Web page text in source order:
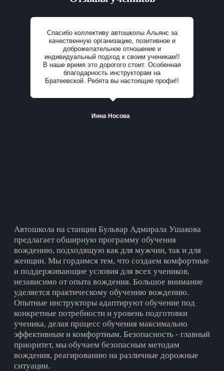
Все отзывы
Спасибо коллективу автошколы Альянс за
качественную организацию, позитивное и
доброжелательное отношение и
индивидуальный подход к своим ученикам!!
В наше время это дорогого стоит. Особенная
благодарность инструкторам на
Братеевской. Ребята вы настоящие профи!!
Инна Носова
Автошкола на cтанции Бульвар Адмирала Ушакова
предлагает обширную программу обучения
вождению, подходящую как для мужчин, так и для
женщин. Мы гордимся тем, что создаем комфортные
и поддерживающие условия для всех учеников,
независимо от опыта вождения. Большое внимание
уделяется практическому обучению вождению.
Опытные инструкторы адаптируют обучение под
конкретные потребности и уровень подготовки
ученика, делая процесс обучения максимально
эффективным и комфортным. Безопасность - главный
приоритет, мы обучаем безопасным методам
вождения, реагированию на различные дорожные
ситуации.